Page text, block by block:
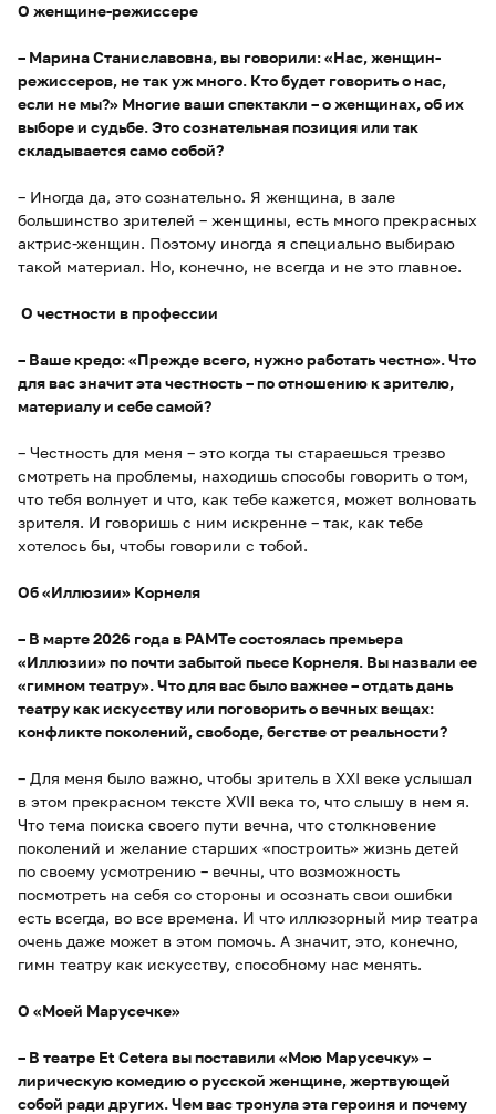
О женщине-режиссере
– Марина Станиславовна, вы говорили: «Нас, женщин-
режиссеров, не так уж много. Кто будет говорить о нас,
если не мы?» Многие ваши спектакли – о женщинах, об их
выборе и судьбе. Это сознательная позиция или так
складывается само собой?
– Иногда да, это сознательно. Я женщина, в зале
большинство зрителей – женщины, есть много прекрасных
актрис-женщин. Поэтому иногда я специально выбираю
такой материал. Но, конечно, не всегда и не это главное.
О честности в профессии
– Ваше кредо: «Прежде всего, нужно работать честно». Что
для вас значит эта честность – по отношению к зрителю,
материалу и себе самой?
– Честность для меня – это когда ты стараешься трезво
смотреть на проблемы, находишь способы говорить о том,
что тебя волнует и что, как тебе кажется, может волновать
зрителя. И говоришь с ним искренне – так, как тебе
хотелось бы, чтобы говорили с тобой.
Об «Иллюзии» Корнеля
– В марте 2026 года в РАМТе состоялась премьера
«Иллюзии» по почти забытой пьесе Корнеля. Вы назвали ее
«гимном театру». Что для вас было важнее – отдать дань
театру как искусству или поговорить о вечных вещах:
конфликте поколений, свободе, бегстве от реальности?
– Для меня было важно, чтобы зритель в XXI веке услышал
в этом прекрасном тексте XVII века то, что слышу в нем я.
Что тема поиска своего пути вечна, что столкновение
поколений и желание старших «построить» жизнь детей
по своему усмотрению – вечны, что возможность
посмотреть на себя со стороны и осознать свои ошибки
есть всегда, во все времена. И что иллюзорный мир театра
очень даже может в этом помочь. А значит, это, конечно,
гимн театру как искусству, способному нас менять.
О «Моей Марусечке»
– В театре Et Cetera вы поставили «Мою Марусечку» –
лирическую комедию о русской женщине, жертвующей
собой ради других. Чем вас тронула эта героиня и почему